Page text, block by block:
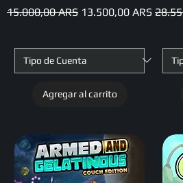
Precio
15.000,00 ARS Precio de oferta
13.500,00 ARS
Agregar al carrito